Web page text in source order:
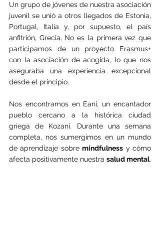
Un grupo de jóvenes de nuestra asociación
juvenil se unió a otros llegados de Estonia,
Portugal, Italia y, por supuesto, el país
anfitrión, Grecia. No es la primera vez que
participamos de un proyecto Erasmus+
con la asociación de acogida, lo que nos
aseguraba una experiencia excepcional
desde el principio.
Nos encontramos en Eani, un encantador
pueblo cercano a la histórica ciudad
griega de Kozani. Durante una semana
completa, nos sumergimos en un mundo
de aprendizaje sobre mindfulness y cómo
afecta positivamente nuestra salud mental.